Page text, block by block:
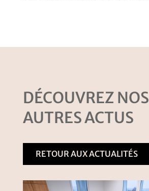
DÉCOUVREZ NOS
AUTRES ACTUS
RETOUR AUX ACTUALITÉS